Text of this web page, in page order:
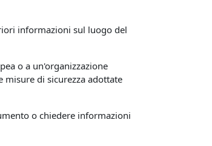
informazioni sul luogo del
o a un'organizzazione
di sicurezza adottate
o chiedere informazioni